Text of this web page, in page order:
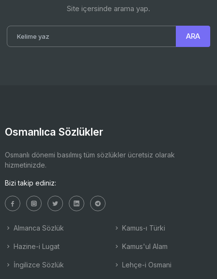
Site içersinde arama yap.
Osmanlıca Sözlükler
Osmanlı dönemi basılmış tüm sözlükler ücretsiz olarak
hizmetinizde.
Bizi takip ediniz:
Almanca Sözlük
Hazine-i Lugat
İngilizce Sözlük
Kamus-ı Türki
Kamus'ul Alam
Lehçe-i Osmani